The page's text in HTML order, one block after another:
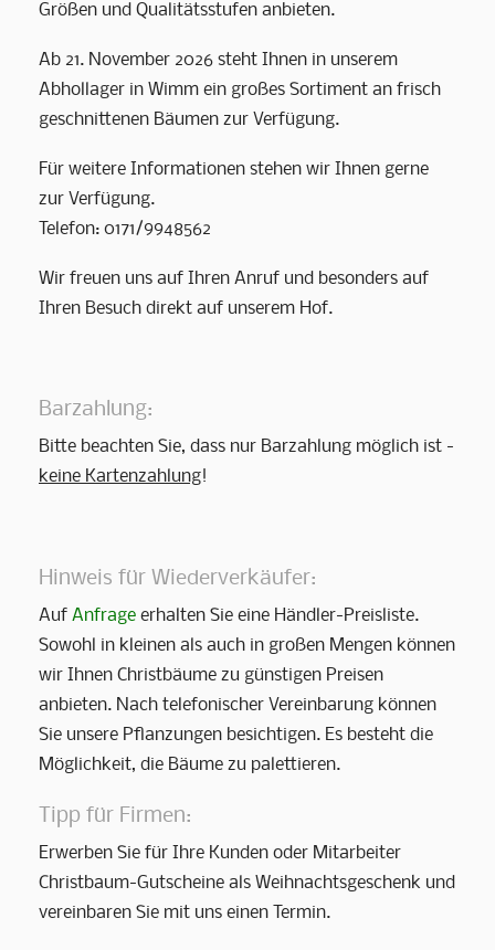
Größen und Qualitätsstufen anbieten.
Ab 21. November 2026 steht Ihnen in unserem
Abhollager in Wimm ein großes Sortiment an frisch
geschnittenen Bäumen zur Verfügung.
Für weitere Informationen stehen wir Ihnen gerne
zur Verfügung.
Telefon: 0171/9948562
Wir freuen uns auf Ihren Anruf und besonders auf
Ihren Besuch direkt auf unserem Hof.
Barzahlung:
Bitte beachten Sie, dass nur Barzahlung möglich ist -
keine Kartenzahlung!
Hinweis für Wiederverkäufer:
Auf Anfrage erhalten Sie eine Händler-Preisliste.
Sowohl in kleinen als auch in großen Mengen können
wir Ihnen Christbäume zu günstigen Preisen
anbieten. Nach telefonischer Vereinbarung können
Sie unsere Pflanzungen besichtigen. Es besteht die
Möglichkeit, die Bäume zu palettieren.
Tipp für Firmen:
Erwerben Sie für Ihre Kunden oder Mitarbeiter
Christbaum-Gutscheine als Weihnachtsgeschenk und
vereinbaren Sie mit uns einen Termin.